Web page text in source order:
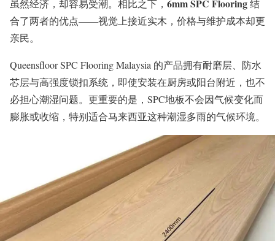
虽然经济，却容易受潮。相比之下， 6mm SPC Flooring结
合了两者的优点——视觉上接近实木，价格与维护成本却更
亲民。
Queensfloor SPC Flooring Malaysia 的产品拥有耐磨层、防水
芯层与高强度锁扣系统，即使安装在厨房或阳台附近，也不
必担心潮湿问题。更重要的是，SPC地板不会因气候变化而
膨胀或收缩，特别适合马来西亚这种潮湿多雨的气候环境。